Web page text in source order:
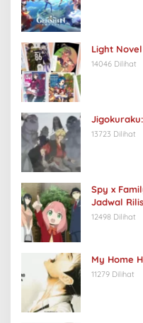
Light
14046 Dilihat
13723 Dilihat
Spy x
Jadwal Rilis
12498 Dilihat
My Home
11279 Dilihat